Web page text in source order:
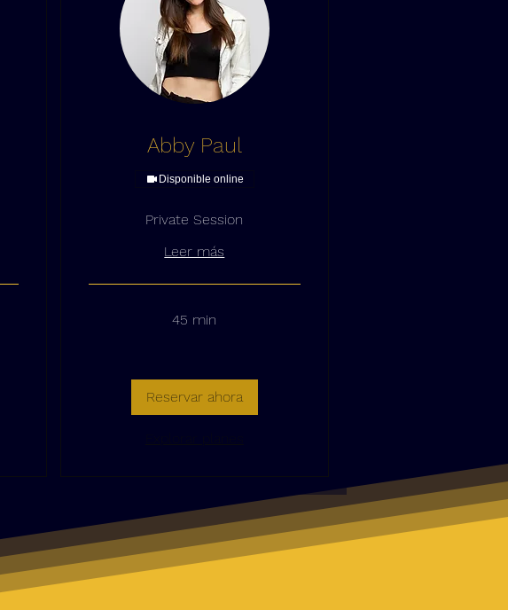
Abby Paul
Disponible online
Private Session
Leer más
45 min
Reservar ahora